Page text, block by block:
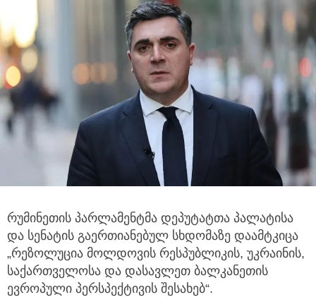
რუმინეთის პარლამენტმა დეპუტატთა პალატისა
და სენატის გაერთიანებულ სხდომაზე დაამტკიცა
„რეზოლუცია მოლდოვის რესპუბლიკის, უკრაინის,
საქართველოსა და დასავლეთ ბალკანეთის
ევროპული პერსპექტივის შესახებ“.